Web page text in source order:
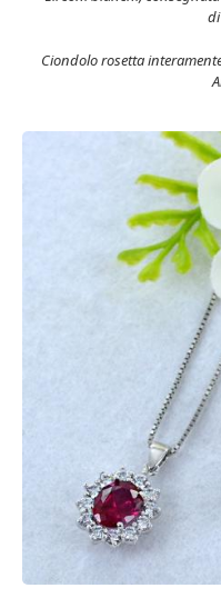
Ciondolo rosetta